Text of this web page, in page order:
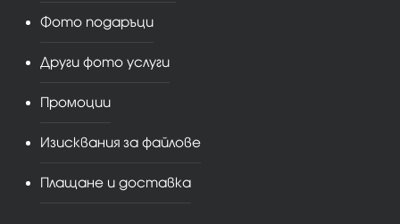
Фото подаръци
Други фото услуги
Промоции
Изисквания за файлове
Плащане и доставка